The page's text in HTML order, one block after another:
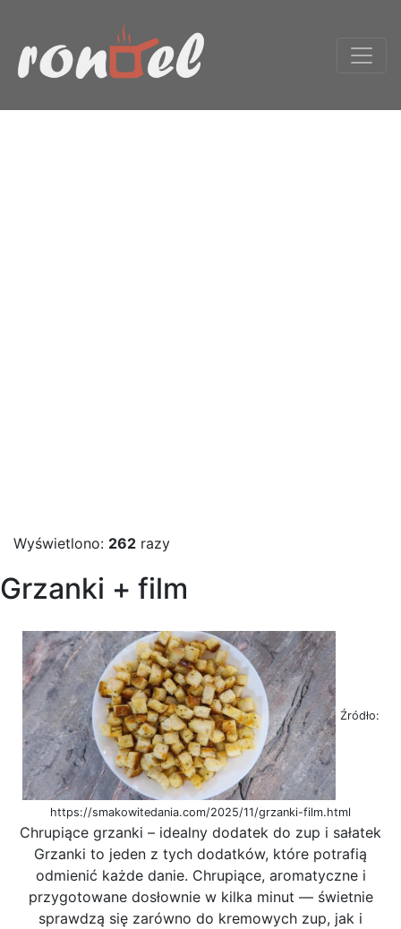
Wyświetlono: 262 razy
Grzanki + film
Źródło:
https://smakowitedania.com/2025/11/grzanki-film.html
Chrupiące grzanki – idealny dodatek do zup i sałatek
Grzanki to jeden z tych dodatków, które potrafią
odmienić każde danie. Chrupiące, aromatyczne i
przygotowane dosłownie w kilka minut — świetnie
sprawdzą się zarówno do kremowych zup, jak i